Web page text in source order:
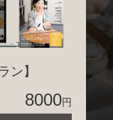
ン】
8000円